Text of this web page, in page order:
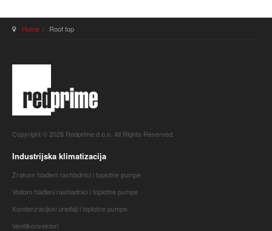
Home Roof top
Copyright © 2026 Redprime d.o.o. All Rights Reserved.
Industrijska klimatizacija
Zrakom hlađeni rashladnici i toplotne pumpe
Vodom hlađeni rashladnici i toplotne pumpe
Kondenzacijski uređaji i toplotne pumpe
Ventilkonvektori